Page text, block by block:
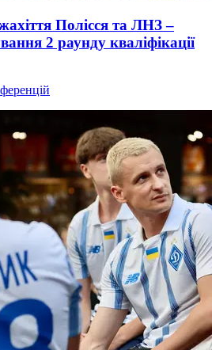
Полісся та ЛНЗ –
2 раунду кваліфікації